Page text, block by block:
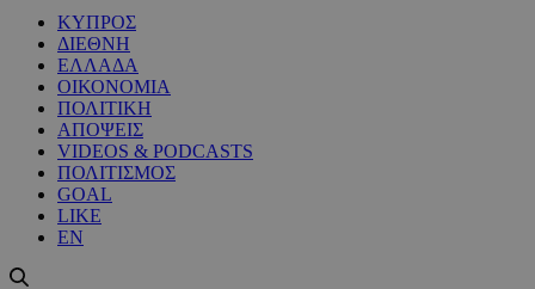
ΚΥΠΡΟΣ
ΔΙΕΘΝΗ
ΕΛΛΑΔΑ
ΟΙΚΟΝΟΜΙΑ
ΠΟΛΙΤΙΚΗ
ΑΠΟΨΕΙΣ
VIDEOS & PODCASTS
ΠΟΛΙΤΙΣΜΟΣ
GOAL
LIKE
EN